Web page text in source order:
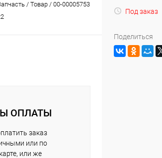
/ Товар / 00-00005753
ОПЛАТЫ
заказ
или по
или же
Под заказ
Поделиться